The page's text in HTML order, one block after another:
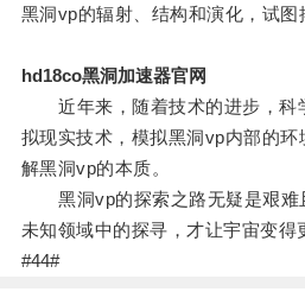
黑洞vp的辐射、结构和演化，试图
hd18co黑洞加速器官网
近年来，随着技术的进步，科
拟现实技术，模拟黑洞vp内部的
解黑洞vp的本质。
黑洞vp的探索之路无疑是艰难
未知领域中的探寻，才让宇宙变得
#44#